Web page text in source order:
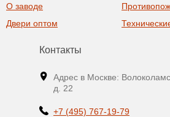
О заводе
Двери оптом
Контакты
Адрес в Москве:
д. 22
+7 (495) 767-19-79